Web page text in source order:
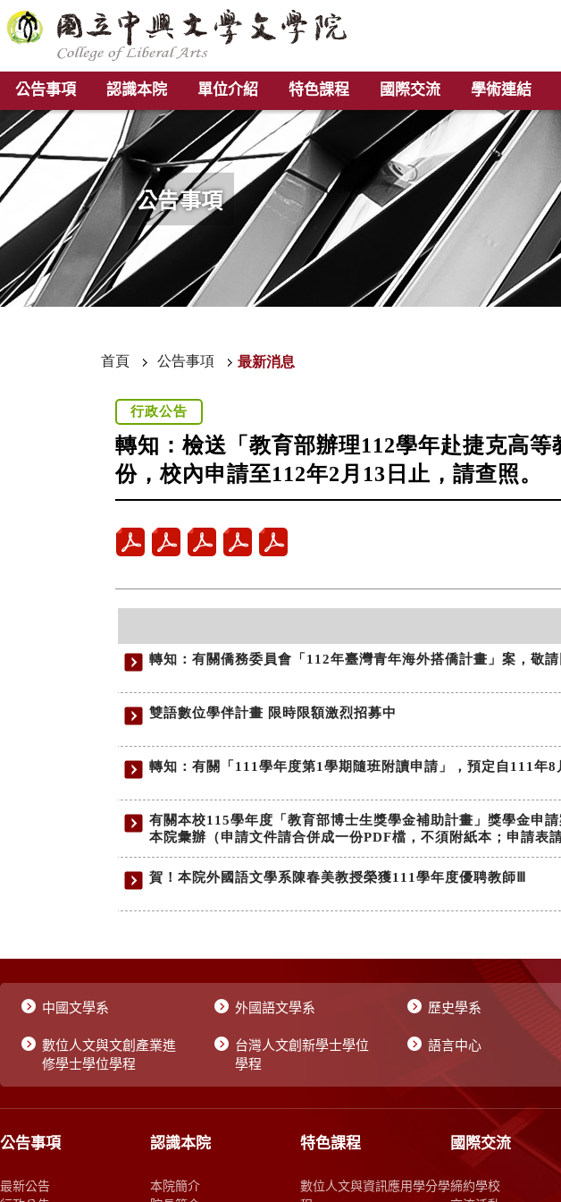
公告事項 認識本院 單位介紹 特色課程 國際交流 學術連結
公告事項
中國文學系 外國語文學系 歷史學系
數位人文與文創產業進
修學士學位學程
台灣人文創新學士學位
學程
語言中心
公告事項
最新公告
認識本院
本院簡介
特色課程
數位人文與資訊應用學分學
國際交流
締約學校